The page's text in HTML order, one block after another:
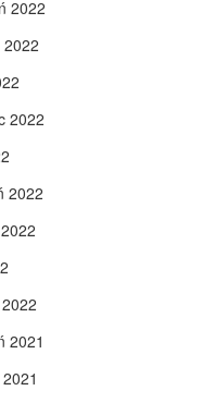
2022
2022
2022
2021